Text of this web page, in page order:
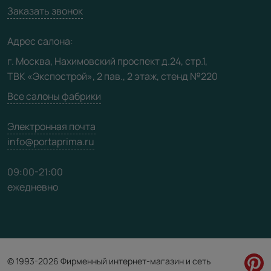
Юридическая информация
Вакансии
Видео
Карта сайта
Заказать звонок
Адрес салона:
г. Москва, Нахимовский проспект д.24, стр.1,
ТВК «Экспострой», 2 пав., 2 этаж, стенд №220
Все салоны фабрики
Электронная почта
info@portaprima.ru
09:00-21:00
ежедневно
© 1993-2026 Фирменный интернет-магазин и сеть